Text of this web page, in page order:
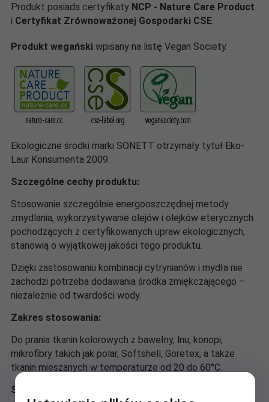
Produkt posiada certyfikaty NCP - Nature Care Product
i Certyfikat Zrównoważonej Gospodarki CSE.
Produkt wegański wpisany na listę Vegan Society.
Ekologiczne środki marki SONETT otrzymały tytuł Eko-
Laur Konsumenta 2009.
Szczególne cechy produktu:
Stosowanie szczególnie energooszczędnej metody
zmydlania, wykorzystywanie olejów i olejków eterycznych
pochodzących z certyfikowanych upraw ekologicznych,
stanowią o wyjątkowej jakości tego produktu.
Dzięki zastosowaniu kombinacji cytrynianów i mydła nie
zachodzi potrzeba dodawania środka zmiękczającego –
niezależnie od twardości wody.
Zakres stosowania:
Do prania tkanin kolorowych z bawełny, lnu, konopi,
mikrofibry takich jak polar, Softshell, Goretex, a także
tkanin mieszanych w temperaturze od 20 do 60°C.
Sposób użycia: